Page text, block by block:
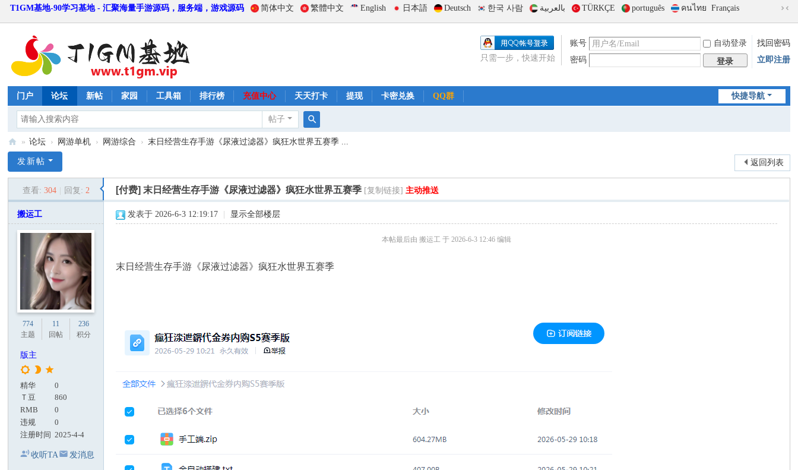
T1GM基地-90学习基地 - 汇聚海量手游源码，服务端，游戏源码 简体中文 繁體中文 English 日本語 Deutsch 한국 사람 بالعربية TÜRKÇE português คนไทย Français
到
版
账号 自动登录
找回密码
密码
登录 立即注册
只需一步，快速开始
快捷导航
门户 论坛 新帖 家园 工具箱 排行榜 充值中心 天天打卡 提现 卡密兑换 QQ群
帖子
搜
1
» 论坛 › 网游单机 › 网游综合 › 末日经营生存手游《尿液过滤器》疯狂水世界五赛季 ...
返回列表
发新帖
查看: 304 回复: 2 [付费]末日经营生存手游《尿液过滤器》疯狂水世界五赛季 [复制链接] 主动推送
搬运工
774
主题
11
回帖
236
积分
版主
精华
0
Ｔ豆
860
RMB
0
违规
0
注册时间 2025-4-4
收听TA 发消息
发表于 2026-6-3 12:19:17 显示全部楼层
本帖最后由 搬运工 于 2026-6-3 12:46 编辑
末日经营生存手游《尿液过滤器》疯狂水世界五赛季